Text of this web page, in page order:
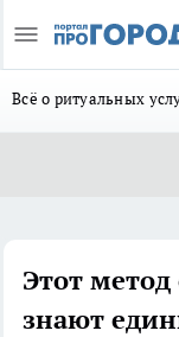
Всё о ритуальных
Этот
знают